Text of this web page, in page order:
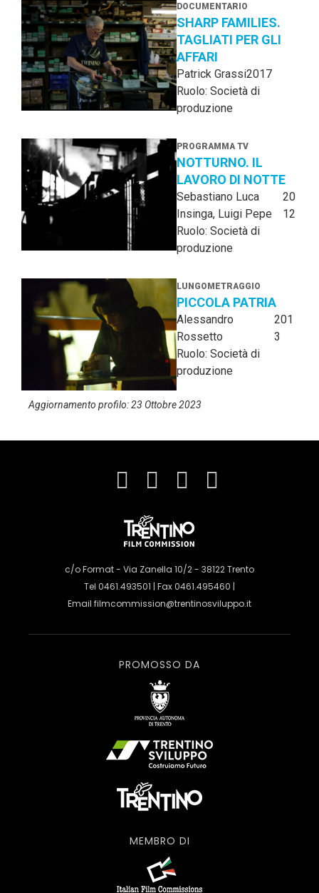
DOCUMENTARIO
SHARP FAMILIES.
TAGLIATI PER GLI
AFFARI
Patrick Grassi2017
Ruolo: Società di
produzione
PROGRAMMA TV
NOTTURNO. IL
LAVORO DI NOTTE
Sebastiano Luca
Insinga, Luigi Pepe
20
12
Ruolo: Società di
produzione
LUNGOMETRAGGIO
PICCOLA PATRIA
Alessandro
Rossetto
201
3
Ruolo: Società di
produzione
Aggiornamento profilo: 23 Ottobre 2023
c/o Format - Via Zanella 10/2 - 38122 Trento
Tel 0461.493501 | Fax 0461.495460 |
Email filmcommission@trentinosviluppo.it
PROMOSSO DA
MEMBRO DI